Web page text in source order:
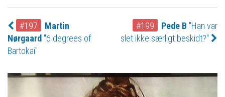
#197
Martin
Nørgaard "6 degrees of
Bartokai"
#199 Pede B "Han var
slet ikke særligt beskidt?"